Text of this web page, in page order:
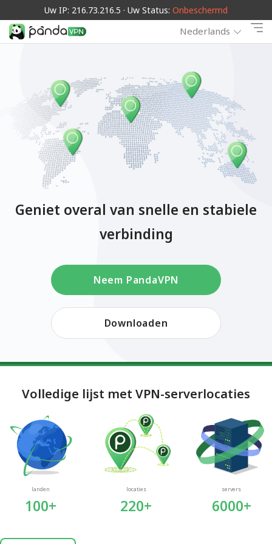
Uw IP: 216.73.216.5 · Uw Status: Onbeschermd
Nederlands
Geniet overal van snelle en stabiele
verbinding
Neem PandaVPN
Downloaden
Volledige lijst met VPN-serverlocaties
landen
100+
locaties
220+
servers
6000+